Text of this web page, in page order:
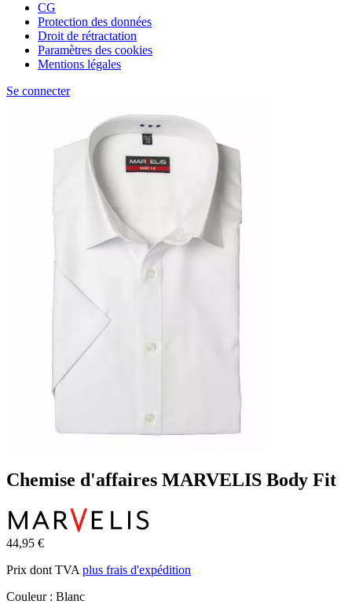
CG
Protection des données
Droit de rétractation
Paramètres des cookies
Mentions légales
Se connecter
Chemise d'affaires MARVELIS Body Fit
44,95 €
Prix dont TVA plus frais d'expédition
Couleur : Blanc